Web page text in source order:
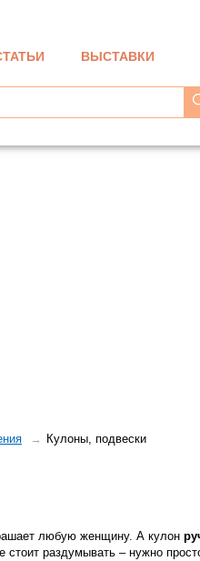
ВЫСТАВКИ
Кулоны, подвески
любую женщину. А кулон
стоит раздумывать – нужно